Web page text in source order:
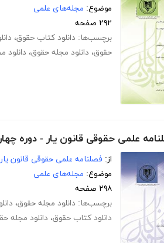
موضوع: مجله‌های علمی
۲۹۲ صفحه
برچسب‌ها: دانلود کتاب حقوق،
حقوق، دانلود مجله حقوق،
علمی حقوقی قانون یار - دوره چهارم
از: فصلنامه علمی حقوقی قانون یار
موضوع: مجله‌های علمی
۲۹۸ صفحه
برچسب‌ها: دانلود مجله حقوق،
دانلود کتاب حقوق، دانلود مجله